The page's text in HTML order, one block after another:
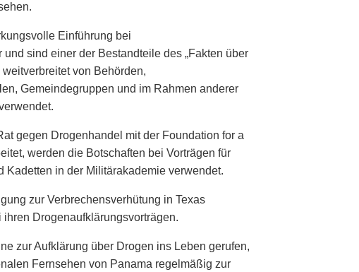
Einführung bei
sind einer der Bestandteile des „Fakten über
von Behörden,
Gemeindegruppen und im Rahmen anderer
gegen Drogenhandel mit der Foundation for a
werden die Botschaften bei Vorträgen für
Kadetten in der Militärakademie verwendet.
zur Verbrechensverhütung in Texas
Drogenaufklärungsvorträgen.
zur Aufklärung über Drogen ins Leben gerufen,
Fernsehen von Panama regelmäßig zur